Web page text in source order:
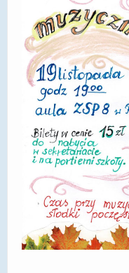
POLITYKA
RODO
EGZAMIN
STANDARDY
PROJEKT
KSZTAŁCENIA
ŻORY”
REKRUTACJA
mLegitymacja